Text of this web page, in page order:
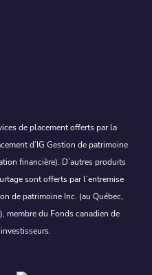
de placement offerts par la
d’IG Gestion de patrimoine
financière). D’autres produits
sont offerts par l’entremise
de patrimoine Inc. (au Québec,
membre du Fonds canadien de